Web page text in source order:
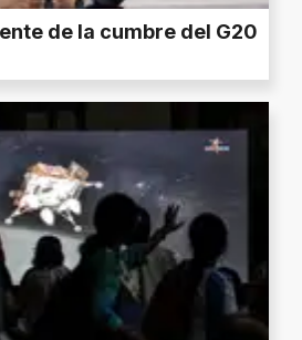
de la cumbre del G20